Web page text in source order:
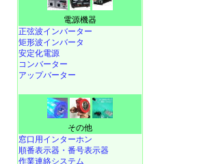
電源機器
正弦波インバーター
矩形波インバータ
安定化電源
コンバーター
アップバーター
その他
窓口用インターホン
順番表示器・番号表示器
作業連絡システム